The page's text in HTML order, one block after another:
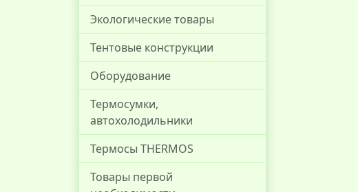
Экологические товары
Тентовые конструкции
Оборудование
Термосумки,
автохолодильники
Термосы THERMOS
Товары первой